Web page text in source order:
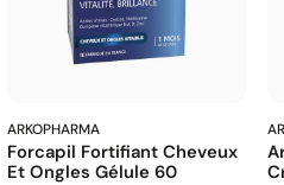
ARKOPHARMA
Forcapil Fortifiant Cheveux
Et Ongles Gélule 60